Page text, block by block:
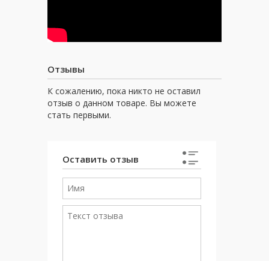
Отзывы
К сожалению, пока никто не оставил
отзыв о данном товаре. Вы можете
стать первыми.
Оставить отзыв